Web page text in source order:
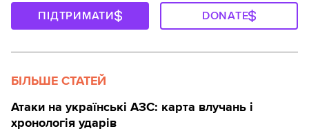
ПІДТРИМАТИ DONATE
БІЛЬШЕ СТАТЕЙ
Атаки на українські АЗС: карта влучань і
хронологія ударів